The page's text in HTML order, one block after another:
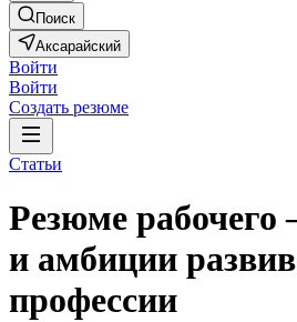
Поиск
Аксарайский
Войти
Войти
Создать резюме
Статьи
Резюме
и амбиции
профессии